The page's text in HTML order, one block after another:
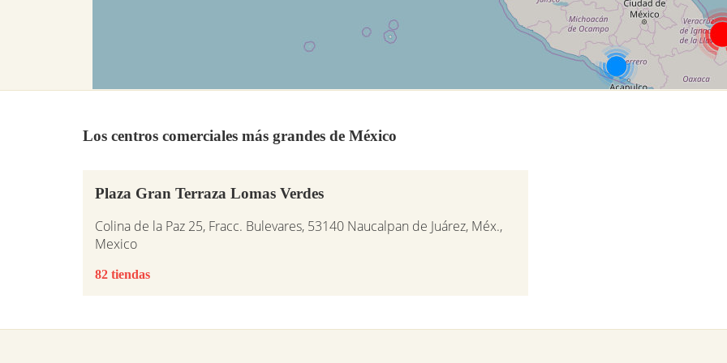
Los centros comerciales más grandes de México
Plaza Gran Terraza Lomas Verdes
Colina de la Paz 25, Fracc. Bulevares, 53140 Naucalpan de Juárez, Méx.,
Mexico
82 tiendas